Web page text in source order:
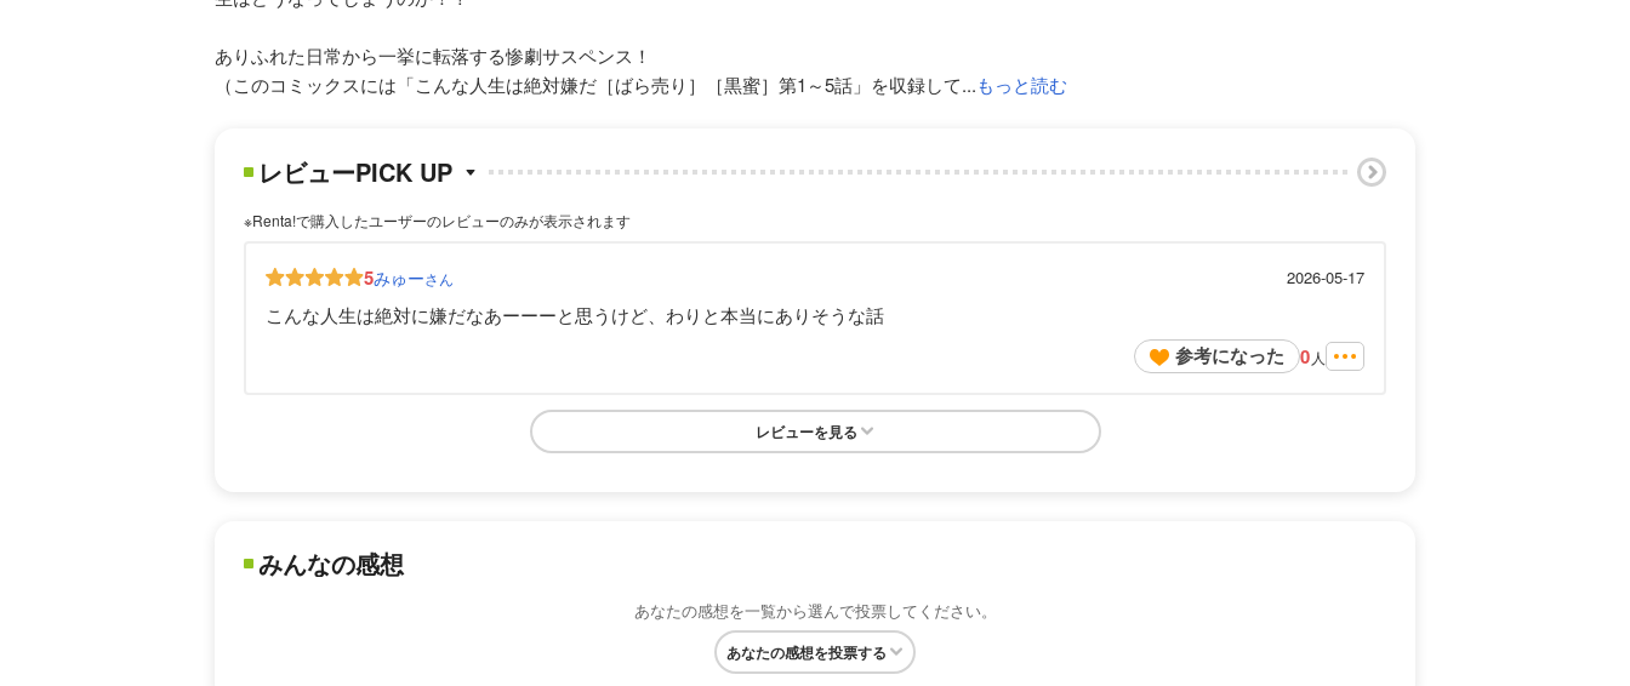
ありふれた日常から一挙に転落する惨劇サスペンス！
（このコミックスには「こんな人生は絶対嫌だ［ばら売り］［黒蜜］第1～5話」を収録して...もっと読む
レビューPICK UP
※Renta!で購入したユーザーのレビューのみが表示されます
5みゅーさん 2026-05-17
こんな人生は絶対に嫌だなあーーーと思うけど、わりと本当にありそうな話
参考になった 0 人
レビューを見る
みんなの感想
あなたの感想を一覧から選んで投票してください。
あなたの感想を投票する